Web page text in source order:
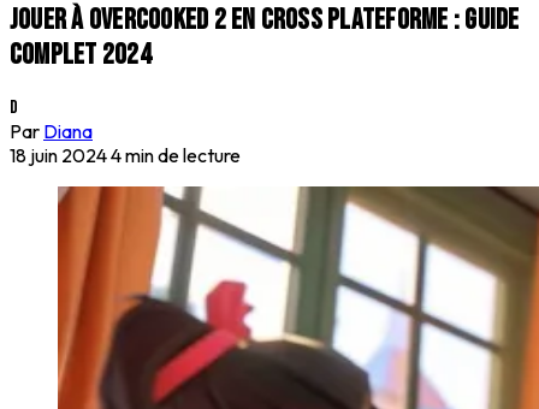
Jouer à Overcooked 2 en cross plateforme : Guide
complet 2024
D
Par Diana
18 juin 20244 min de lecture